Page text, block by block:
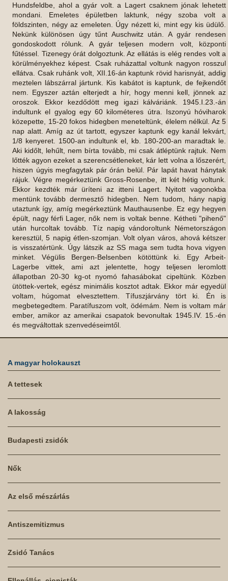
Hundsfeldbe, ahol a gyár volt. a Lagert csaknem jónak lehetett
mondani. Emeletes épületben laktunk, négy szoba volt a
földszinten, négy az emeleten. Úgy nézett ki, mint egy kis üdülő.
Nekünk különösen úgy tűnt Auschwitz után. A gyár rendesen
gondoskodott rólunk. A gyár teljesen modern volt, központi
fűtéssel. Tizenegy órát dolgoztunk. Az ellátás is elég rendes volt a
körülményekhez képest. Csak ruházattal voltunk nagyon rosszul
ellátva. Csak ruhánk volt, XII.16-án kaptunk rövid harisnyát, addig
meztelen lábszárral jártunk. Kis kabátot is kaptunk, de fejkendőt
nem. Egyszer aztán elterjedt a hír, hogy menni kell, jönnek az
oroszok. Ekkor kezdődött meg igazi kálváriánk. 1945.I.23.-án
indultunk el gyalog egy 60 kilométeres útra. Iszonyú hóviharok
közepette, 15-20 fokos hidegben meneteltünk, élelem nélkül. Az 5
nap alatt. Amíg az út tartott, egyszer kaptunk egy kanál lekvárt,
1/8 kenyeret. 1500-an indultunk el, kb. 180-200-an maradtak le.
Aki kidőlt, lehűlt, nem bírta tovább, mi csak átléptünk rajtuk. Nem
lőtték agyon ezeket a szerencsétleneket, kár lett volna a lőszerért,
hiszen úgyis megfagytak pár órán belül. Pár lapát havat hánytak
rájuk. Végre megérkeztünk Gross-Rosenbe, itt két hétig voltunk.
Ekkor kezdték már üríteni az itteni Lagert. Nyitott vagonokba
mentünk tovább dermesztő hidegben. Nem tudom, hány napig
utaztunk így, amíg megérkeztünk Mauthausenbe. Ez egy hegyen
épült, nagy férfi Lager, nők nem is voltak benne. Kétheti "pihenő"
után hurcoltak tovább. Tíz napig vándoroltunk Németországon
keresztül, 5 napig étlen-szomjan. Volt olyan város, ahová kétszer
is visszatértünk. Úgy látszik az SS maga sem tudta hova vigyen
minket. Végülis Bergen-Belsenben kötöttünk ki. Egy Arbeit-
Lagerbe vittek, ami azt jelentette, hogy teljesen leromlott
állapotban 20-30 kg-ot nyomó fahasábokat cipeltünk. Közben
ütöttek-vertek, egész minimális kosztot adtak. Ekkor már egyedül
voltam, húgomat elvesztettem. Tífuszjárvány tört ki. Én is
megbetegedtem. Paratífuszom volt, ödémám. Nem is voltam már
ember, amikor az amerikai csapatok bevonultak 1945.IV. 15.-én
és megváltottak szenvedéseimtől.
A magyar holokauszt
A tettesek
A lakosság
Budapesti zsidók
Nők
Az első mészárlás
Antiszemitizmus
Zsidó Tanács